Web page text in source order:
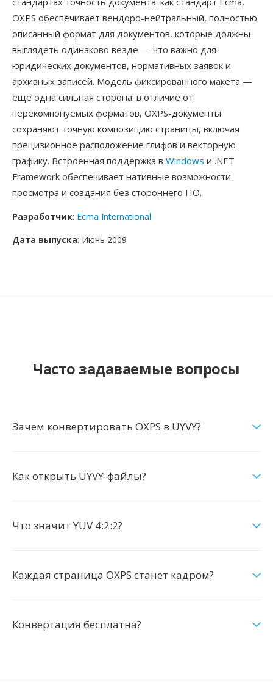
OXPS обеспечивает вендоро-нейтральный, полностью
описанный формат для документов, которые должны
выглядеть одинаково везде — что важно для
юридических документов, нормативных заявок и
архивных записей. Модель фиксированного макета —
ещё одна сильная сторона: в отличие от
перекомпонуемых форматов, OXPS-документы
сохраняют точную композицию страницы, включая
прецизионное расположение глифов и векторную
графику. Встроенная поддержка в Windows и .NET
Framework обеспечивает нативные возможности
просмотра и создания без стороннего ПО.
Разработчик: Ecma International
Дата выпуска: Июнь 2009
Часто задаваемые вопросы
Зачем конвертировать OXPS в UYVY?
Как открыть UYVY-файлы?
Что значит YUV 4:2:2?
Каждая страница OXPS станет кадром?
Конвертация бесплатна?